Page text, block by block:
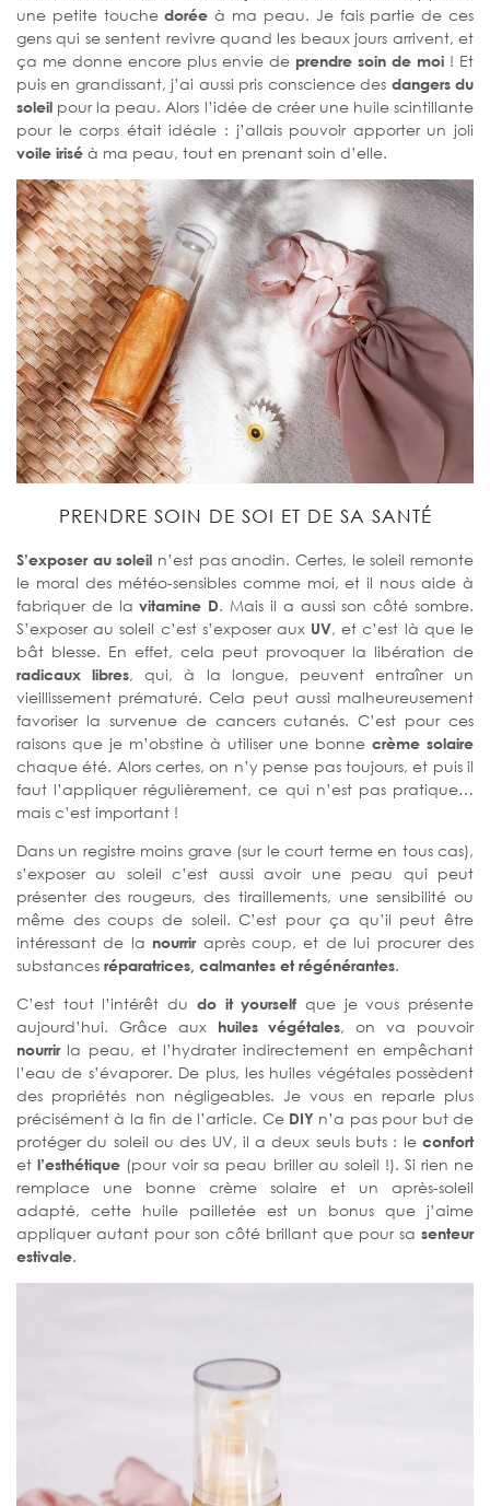
une petite touchedorée à ma peau. Je fais partie de ces
gens qui se sentent revivre quand les beaux jours arrivent, et
ça me donne encore plus envie de prendre soin de moi ! Et
puis en grandissant, j’ai aussi pris conscience des dangers du
soleil pour la peau. Alors l’idée de créer une huile scintillante
pour le corps était idéale : j’allais pouvoir apporter un joli
voile irisé à ma peau, tout en prenant soin d’elle.
PRENDRE SOIN DE SOI ET DE SA SANTÉ
S’exposer au soleil n’est pas anodin. Certes, le soleil remonte
le moral des météo-sensibles comme moi, et il nous aide à
fabriquer de lavitamine D. Mais il a aussi son côté sombre.
S’exposer au soleil c’est s’exposer aux UV, et c’est là que le
bât blesse. En effet, cela peut provoquer la libération de
radicaux libres, qui, à la longue, peuvent entraîner un
vieillissement prématuré. Cela peut aussi malheureusement
favoriser la survenue de cancers cutanés. C’est pour ces
raisons que je m’obstine à utiliser une bonne crème solaire
chaque été. Alors certes, on n’y pense pas toujours, et puis il
faut l’appliquer régulièrement, ce qui n’est pas pratique…
mais c’est important !
Dans un registre moins grave (sur le court terme en tous cas),
s’exposer au soleil c’est aussi avoir une peau qui peut
présenter des rougeurs, des tiraillements, une sensibilité ou
même des coups de soleil. C’est pour ça qu’il peut être
intéressant de la nourriraprès coup, et de lui procurer des
substances réparatrices, calmantes et régénérantes.
C’est tout l’intérêt du do it yourself que je vous présente
aujourd’hui. Grâce aux huiles végétales, on va pouvoir
nourrirla peau, et l’hydrater indirectement en empêchant
l’eau de s’évaporer. De plus, les huiles végétales possèdent
des propriétés non négligeables. Je vous en reparle plus
précisément à la fin de l’article. Ce DIY n’a pas pour but de
protéger du soleil ou des UV, il a deux seuls buts : le confort
etl’esthétique (pour voir sa peau briller au soleil !). Si rien ne
remplace une bonne crème solaire et un après-soleil
adapté, cette huile pailletée est un bonus que j’aime
appliquer autant pour son côté brillant que pour sa senteur
estivale.